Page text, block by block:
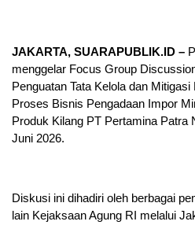
JAKARTA, SUARAPUBLIK.ID –
menggelar Focus Group
Penguatan Tata Kelola dan
Proses Bisnis Pengadaan Impor
Produk Kilang PT Pertamina Patra
Juni 2026.
Diskusi ini dihadiri oleh berbagai
lain Kejaksaan Agung RI melalui